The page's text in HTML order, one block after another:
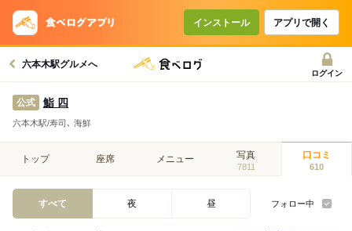
インストール アプリで開く
六本木駅グルメへ
ログイン
公式 鮨 四
六本木駅/寿司､ 海鮮
トップ 座席 メニュー 写真
7811
口コミ
610
すべて 夜 昼 フォロー中